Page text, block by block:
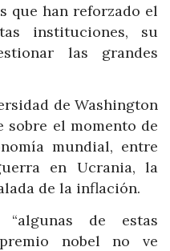
que han reforzado el
instituciones, su
las grandes
de Washington
sobre el momento de
mundial, entre
en Ucrania, la
de la inflación.
de estas
nobel no ve